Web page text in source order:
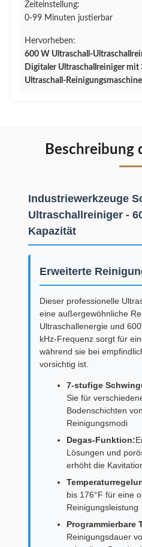
Zeiteinstellung:
0-99 Minuten justierbar
Hervorheben:
600 W Ultraschall-
Digitaler Ultraschallreiniger mit
Ultraschall-
Beschreibung
Industriewerkzeuge
Ultraschallreiniger -
Kapazität
Erweiterte
Dieser professionelle
eine außergewöhnliche
Ultraschallenergie und
kHz-Frequenz sorgt für
während sie bei
vorsichtig ist.
7-stufige
Sie für
Bodenschichten
Reinigungsmodi
Degas-Funktion:
Lösungen und
erhöht die
bis 176°F für eine
Reinigungsleistung
Programmierbare
Reinigungsdauer